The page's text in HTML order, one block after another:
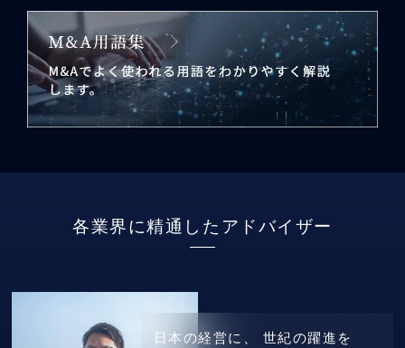
各業界に精通したアドバイザー
日本の経営に、 世紀の躍進を